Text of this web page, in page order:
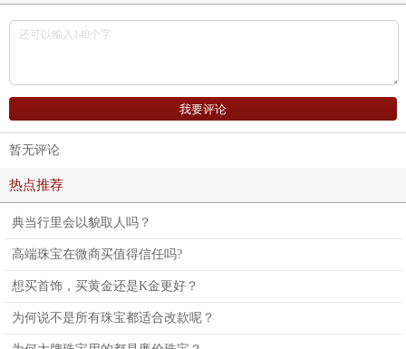
暂无评论
热点推荐
典当行里会以貌取人吗？
高端珠宝在微商买值得信任吗?
想买首饰，买黄金还是K金更好？
为何说不是所有珠宝都适合改款呢？